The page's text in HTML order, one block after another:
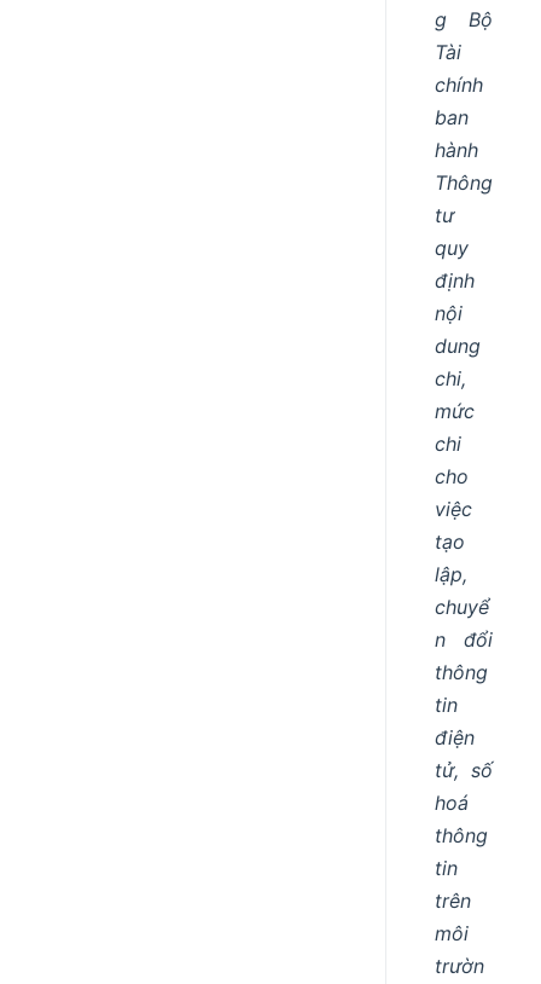
g Bộ
Tài
chính
ban
hành
Thông
tư
quy
định
nội
dung
chi,
mức
chi
cho
việc
tạo
lập,
chuyể
n đổi
thông
tin
điện
tử, số
hoá
thông
tin
trên
môi
trườn